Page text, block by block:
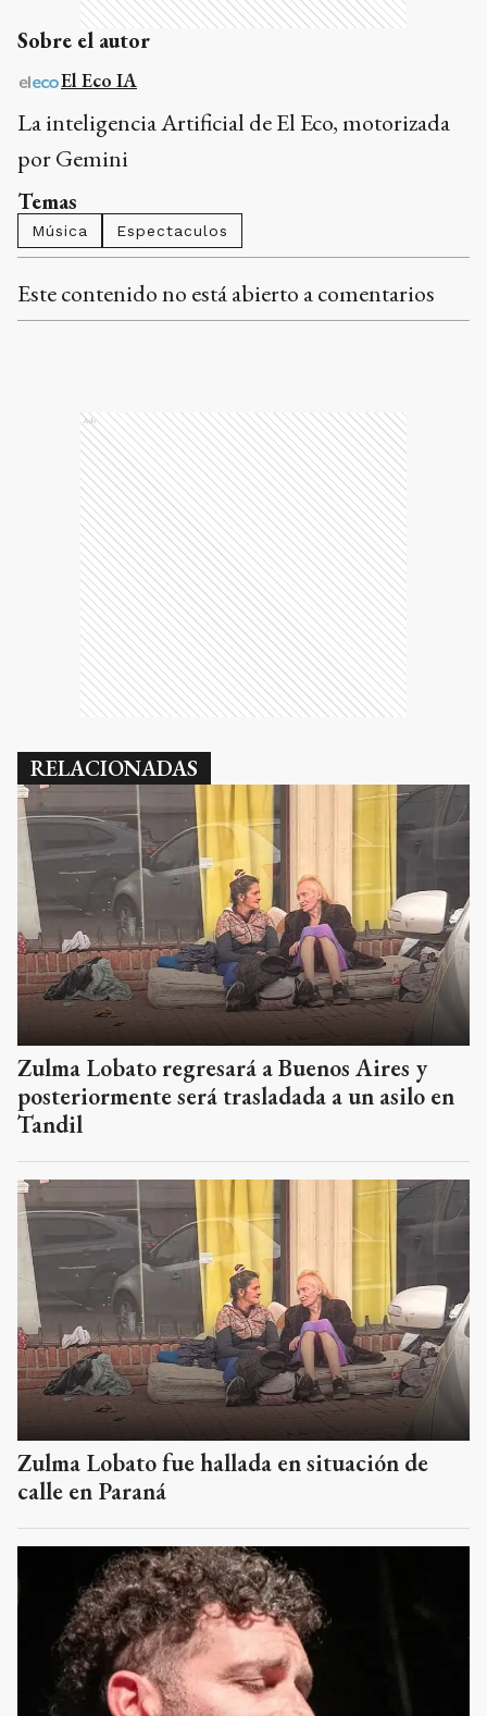
Sobre el autor
El Eco IA
La inteligencia Artificial de El Eco, motorizada
por Gemini
Temas
Música Espectaculos
Este contenido no está abierto a comentarios
Ads
RELACIONADAS
Zulma Lobato regresará a Buenos Aires y
posteriormente será trasladada a un asilo en
Tandil
Zulma Lobato fue hallada en situación de
calle en Paraná